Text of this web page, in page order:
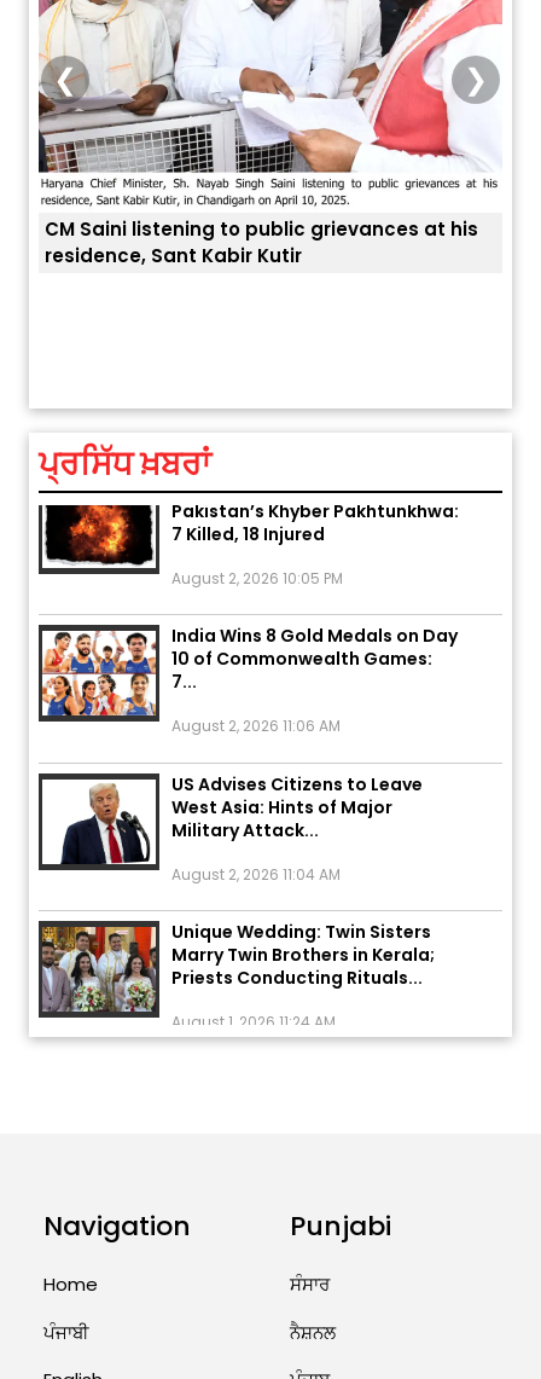
at his
❮ ❯
ਪ੍ਰਸਿੱਧ ਖ਼ਬਰਾਂ
August 5, 2026 6:23 AM
Explosion During Peace Rally in
Pakistan’s Khyber Pakhtunkhwa:
7 Killed, 18 Injured
India Wins 8 Gold Medals on Day
10 of Commonwealth Games:
7...
US Advises Citizens to Leave
West Asia: Hints of Major
Military Attack...
Unique Wedding: Twin Sisters
Marry Twin Brothers in Kerala;
Priests Conducting Rituals...
7 Killed, 18 Injured
August 2, 2026 10:05 PM
India Wins 8 Gold Medals on Day
Navigation
Home
ਪੰਜਾਬੀ
Punjabi
ਸੰਸਾਰ
ਨੈਸ਼ਨਲ